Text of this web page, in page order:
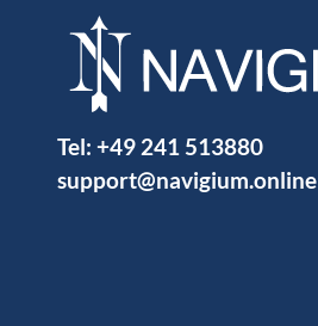
Tel: +49 241 513880
support@navigium.online